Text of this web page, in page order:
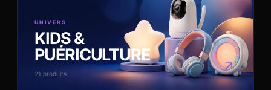
UNIVERS
KIDS &
PUÉRICULTURE
21 produits ↗